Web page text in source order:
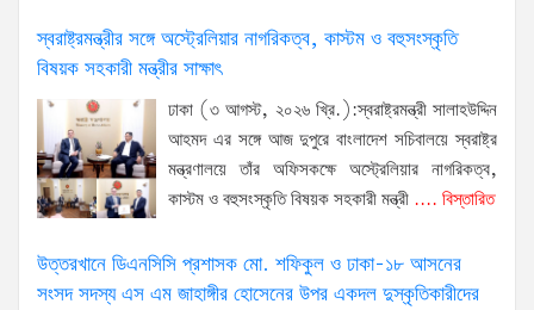
স্বরাষ্ট্রমন্ত্রীর সঙ্গে অস্ট্রেলিয়ার নাগরিকত্ব, কাস্টম ও বহুসংস্কৃতি
বিষয়ক সহকারী মন্ত্রীর সাক্ষাৎ
ঢাকা (৩ আগস্ট, ২০২৬ খ্রি.):স্বরাষ্ট্রমন্ত্রী সালাহউদ্দিন
আহমদ এর সঙ্গে আজ দুপুরে বাংলাদেশ সচিবালয়ে স্বরাষ্ট্র
মন্ত্রণালয়ে তাঁর অফিসকক্ষে অস্ট্রেলিয়ার নাগরিকত্ব,
কাস্টম ও বহুসংস্কৃতি বিষয়ক সহকারী মন্ত্রী .... বিস্তারিত
উত্তরখানে ডিএনসিসি প্রশাসক মো. শফিকুল ও ঢাকা-১৮ আসনের
সংসদ সদস্য এস এম জাহাঙ্গীর হোসেনের উপর একদল দুস্কৃতিকারীদের